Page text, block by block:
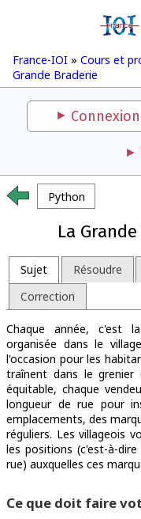
France-IOI » Cours et
Grande Braderie
Connexion
Python
La
Sujet Résoudre
Correction
Chaque année, c'est
organisée dans le
l'occasion pour les
traînent dans le grenier
équitable, chaque
longueur de rue pour
emplacements, des
réguliers. Les villageois
les positions (c'est-à-
rue) auxquelles ces
Ce que doit faire